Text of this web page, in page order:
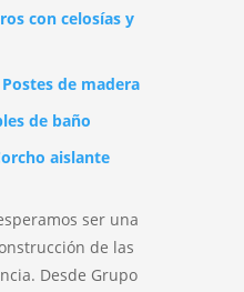
con celosías y
de madera
de baño
aislante
ser una
de las
Desde Grupo